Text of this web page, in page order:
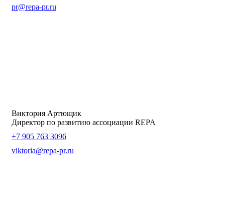
pr@repa-pr.ru
Виктория Артющик
Директор по развитию ассоциации REPA
+7 905 763 3096
viktoria@repa-pr.ru